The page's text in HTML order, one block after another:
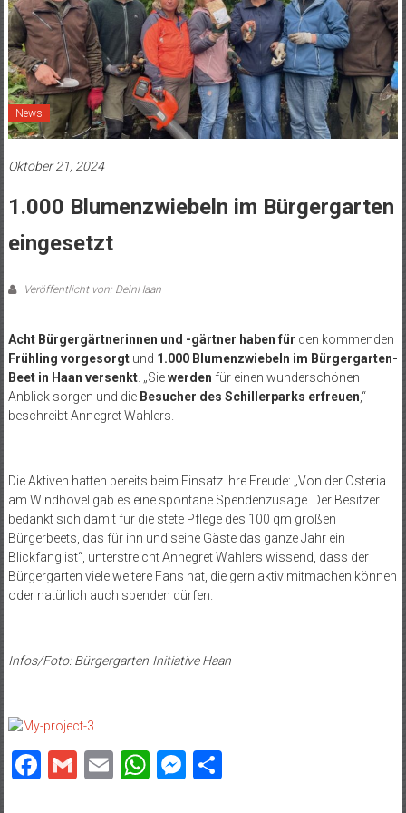
News
Oktober 21, 2024
1.000 Blumenzwiebeln im Bürgergarten
eingesetzt
Veröffentlicht von: DeinHaan
Acht Bürgergärtnerinnen und -gärtner haben für den kommenden
Frühling vorgesorgtund 1.000 Blumenzwiebeln im Bürgergarten-
Beet in Haan versenkt. „Siewerden für einen wunderschönen
Anblick sorgen und die Besucher des Schillerparks erfreuen ,“
beschreibt Annegret Wahlers.
Die Aktiven hatten bereits beim Einsatz ihre Freude: „Von der Osteria
am Windhövel gab es eine spontane Spendenzusage. Der Besitzer
bedankt sich damit für die stete Pflege des 100 qm großen
Bürgerbeets, das für ihn und seine Gäste das ganze Jahr ein
Blickfang ist“, unterstreicht Annegret Wahlers wissend, dass der
Bürgergarten viele weitere Fans hat, die gern aktiv mitmachen können
oder natürlich auch spenden dürfen.
Infos/Foto: Bürgergarten-Initiative Haan
Facebook
GmailEmailWhatsApp
Messenger